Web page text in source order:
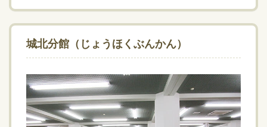
城北分館（じょうほくぶんかん）